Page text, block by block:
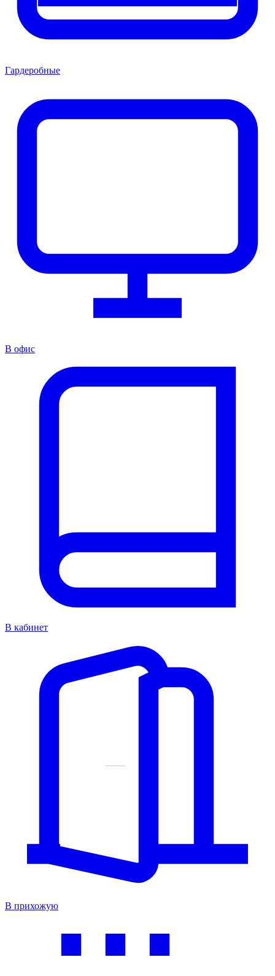
Гардеробные
В офис
В кабинет
В прихожую